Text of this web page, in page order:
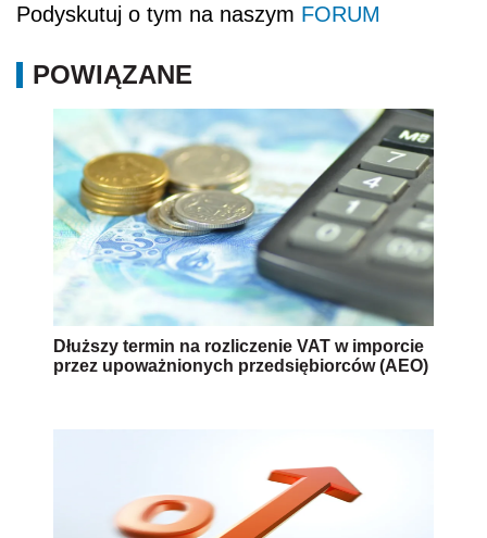
Podyskutuj o tym na naszym FORUM
POWIĄZANE
Dłuższy termin na rozliczenie VAT w imporcie
przez upoważnionych przedsiębiorców (AEO)